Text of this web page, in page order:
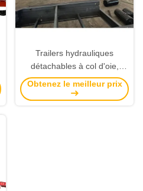
Trailers hydrauliques
détachables à col d'oie,
semi-camions, trailers pour
les petits, pour le Zimbabwe
Obtenez le meilleur prix